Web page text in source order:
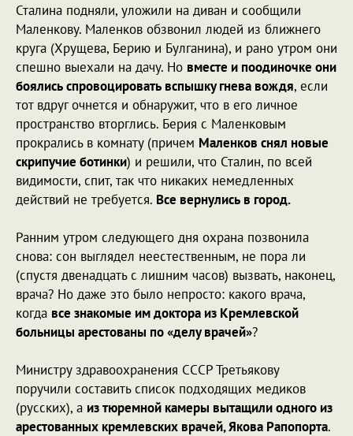
Сталина подняли, уложили на диван и сообщили
Маленкову. Маленков обзвонил людей из ближнего
круга (Хрущева, Берию и Булганина), и рано утром они
спешно выехали на дачу. Но вместе и поодиночке они
боялись спровоцировать вспышку гнева вождя, если
тот вдруг очнется и обнаружит, что в его личное
пространство вторглись. Берия с Маленковым
прокрались в комнату (причем Маленков снял новые
скрипучие ботинки) и решили, что Сталин, по всей
видимости, спит, так что никаких немедленных
действий не требуется. Все вернулись в город.
Ранним утром следующего дня охрана позвонила
снова: сон выглядел неестественным, не пора ли
(спустя двенадцать с лишним часов) вызвать, наконец,
врача? Но даже это было непросто: какого врача,
когда все знакомые им доктора из Кремлевской
больницы арестованы по «делу врачей»?
Министру здравоохранения СССР Третьякову
поручили составить список подходящих медиков
(русских), а из тюремной камеры вытащили одного из
арестованных кремлевских врачей, Якова Рапопорта.